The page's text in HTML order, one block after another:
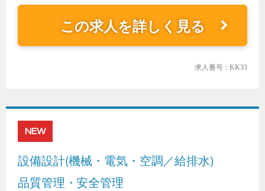
この求人を詳しく見る
求人番号：KK33
NEW
設備設計(機械・電気・空調／給排水)
品質管理・安全管理